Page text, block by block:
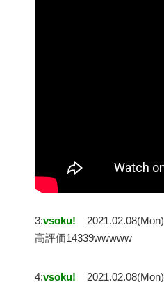
3:vsoku!
2021.02.08(Mon)
高評価14339wwwww
4:vsoku!
2021.02.08(Mon)